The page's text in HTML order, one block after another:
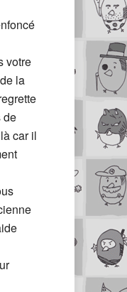
votre
la
de
car il